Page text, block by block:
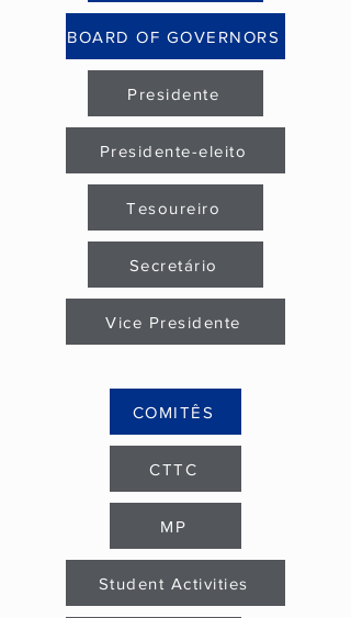
BOARD OF GOVERNORS
Presidente
Presidente-eleito
Tesoureiro
Secretário
Vice Presidente
COMITÊS
CTTC
MP
Student Activities